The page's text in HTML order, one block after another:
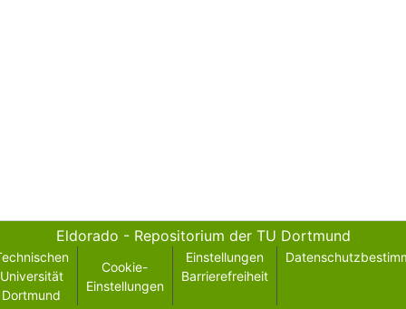
Eldorado - Repositorium der TU Dortmund
Universität
Dortmund
Cookie-
Einstellungen
Einstellungen
Barrierefreiheit